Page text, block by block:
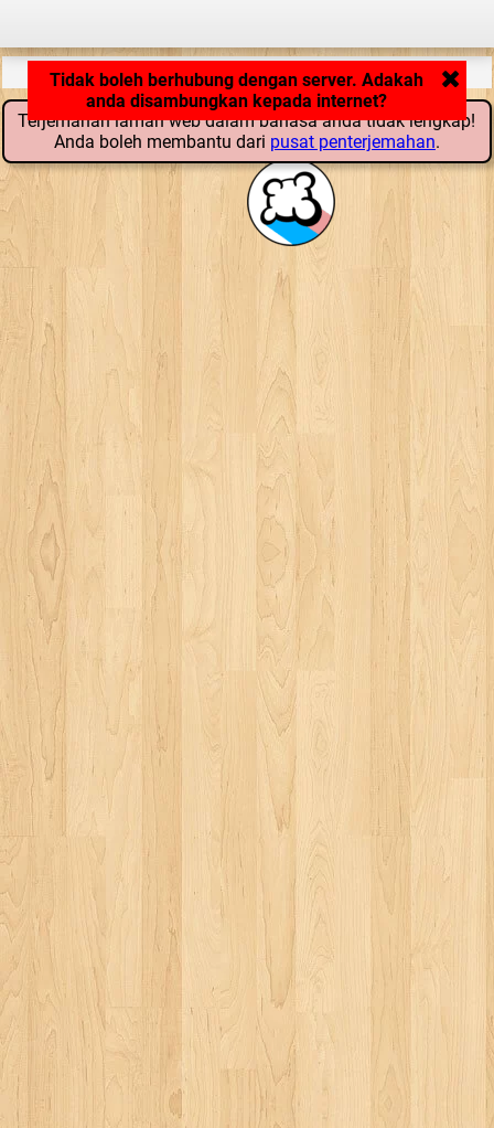
Aplikasi tengah loading... ...
Terjemahan laman web dalam bahasa anda tidak lengkap!
Anda boleh membantu dari pusat penterjemahan.